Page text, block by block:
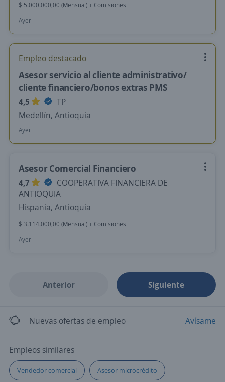
$ 5.000.000,00 (Mensual) + Comisiones
Ayer
Empleo destacado
Asesor servicio al cliente administrativo/
cliente financiero/bonos extras PMS
4,5
TP
Medellín, Antioquia
Ayer
Asesor Comercial Financiero
4,7
COOPERATIVA FINANCIERA DE
ANTIOQUIA
Hispania, Antioquia
$ 3.114.000,00 (Mensual) + Comisiones
Ayer
Anterior Siguiente
Nuevas ofertas de empleo Avísame
Empleos similares
Vendedor comercial Asesor microcrédito